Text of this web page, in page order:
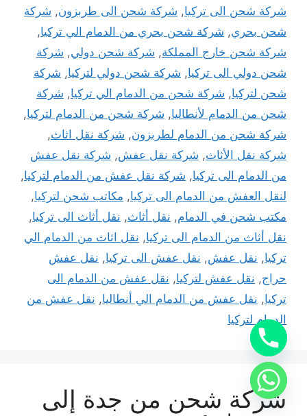
شركة شحن الى تركيا, شركة شحن الى طربزون, شركة
شحن بحري, شركة شحن بحري من الدمام الي تركيا,
شركة شحن خارج المملكة, شركة شحن دولي, شركة
شحن دولي الى تركيا, شركة شحن دولي لتركيا, شركة
شحن لتركيا, شركة شحن من الدمام الي تركيا, شركة
شحن من الدمام لأنطاليا, شركة شحن من الدمام لتركيا,
شركة شحن من الدمام لطربزون, شركة نقل اثاث,
شركة نقل الأثاث, شركة نقل عفش, شركة نقل عفش
من الدمام الى تركيا, شركة نقل عفش من الدمام لتركيا,
لنقل العفش من الدمام الى تركيا, مكاتب شحن لتركيا,
مكتب شحن في الدمام, نقل أثاث, نقل أثاث الى تركيا,
نقل أثاث من الدمام الى تركيا, نقل اثاث من الدمام الي
تركيا, نقل عفش, نقل عفش الى تركيا, نقل عفش
حراج, نقل عفش لتركيا, نقل عفش من الدمام الى
تركيا, نقل عفش من الدمام الي أنطاليا, نقل عفش من
الدمام لتركيا
شركة شحن من جدة إلى